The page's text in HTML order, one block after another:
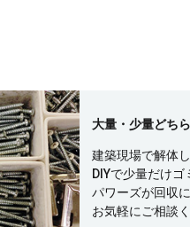
大量・少量どち
建築現場で解体
DIYで少量だけ
パワーズが回収
お気軽にご相談く